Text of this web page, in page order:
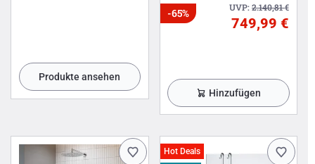
Produkte ansehen
UVP:2.140,81€
-65%
749,99 €
Hinzufügen
Hot Deals